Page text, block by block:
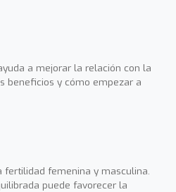
a mejorar la relación con la
beneficios y cómo empezar a
femenina y masculina.
puede favorecer la